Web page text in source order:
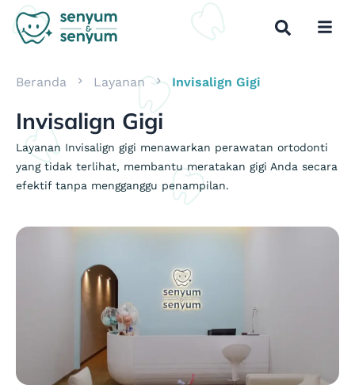
Beranda Layanan Invisalign Gigi
Invisalign Gigi
Layanan Invisalign gigi menawarkan perawatan ortodonti
yang tidak terlihat, membantu meratakan gigi Anda secara
efektif tanpa mengganggu penampilan.